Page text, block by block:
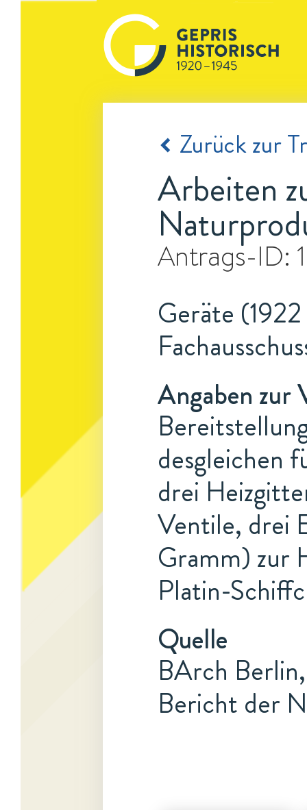
Zurück zur
Arbeiten
Antrags-ID:
Geräte
Angaben zur
desgleichen
drei
Ventile, drei
Gramm) zur
Platin-
Quelle
BArch
Bericht der